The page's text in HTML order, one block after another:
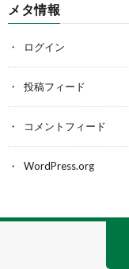
メタ情報
ログイン
投稿フィード
コメントフィード
WordPress.org